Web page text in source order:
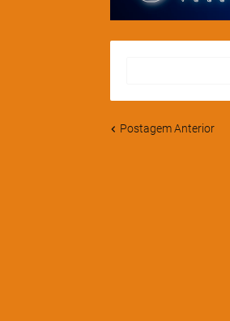
Postagem Anterior